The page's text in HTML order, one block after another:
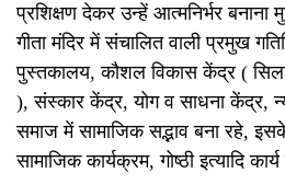
प्रशिक्षण देकर उन्हें आत्मनिर्भर बनाना
गीता मंदिर में संचालित वाली प्रमुख
पुस्तकालय, कौशल विकास केंद्र (
), संस्कार केंद्र, योग व साधना केंद्र,
समाज में सामाजिक सद्भाव बना रहे,
सामाजिक कार्यक्रम, गोष्ठी इत्यादि